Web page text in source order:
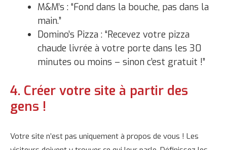
M&M’s : “Fond dans la bouche, pas dans la
main.”
Domino’s Pizza : “Recevez votre pizza
chaude livrée à votre porte dans les 30
minutes ou moins – sinon c’est gratuit !”
4. Créer votre site à partir des
gens !
Votre site n’est pas uniquement à propos de vous ! Les